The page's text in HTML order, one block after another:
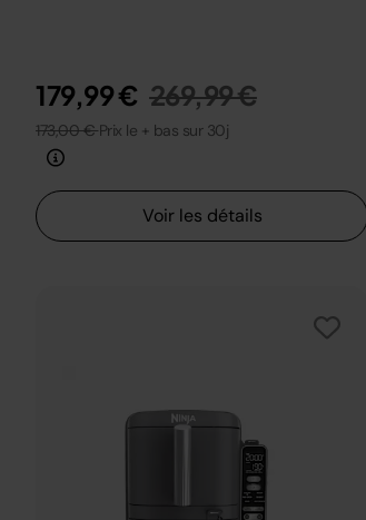
179,99 € Prix réduit de
269,99 €au
173,00 €Prix le + bas sur 30j
Voir les détails